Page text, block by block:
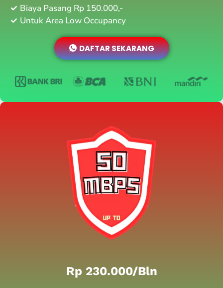
Biaya Pasang Rp 150.000,-
Untuk Area Low Occupancy
DAFTAR SEKARANG
Rp 230.000/bln